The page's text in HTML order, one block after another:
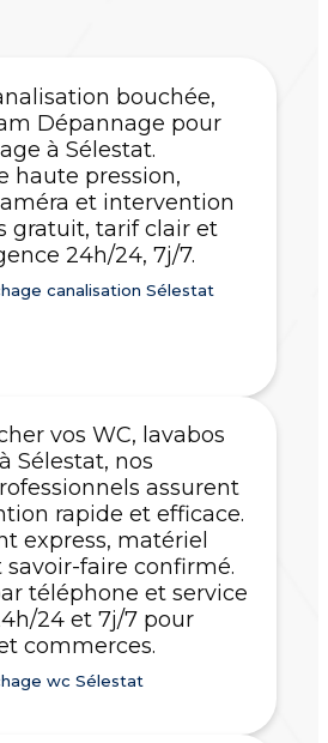
bouchée,
Dépannage pour
à Sélestat.
haute pression,
et intervention
gratuit, tarif clair et
24h/24, 7j/7.
canalisation Sélestat
vos WC, lavabos
Sélestat, nos
assurent
rapide et efficace.
express, matériel
savoir-faire confirmé.
téléphone et service
24 et 7j/7 pour
commerces.
wc Sélestat